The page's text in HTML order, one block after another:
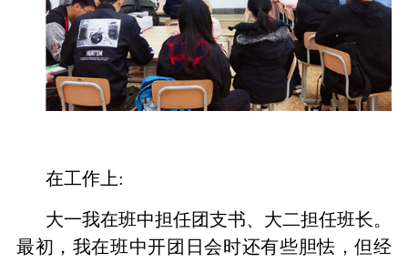
在工作上:
大一我在班中担任团支书、大二担任班长。
最初，我在班中开团日会时还有些胆怯，但经